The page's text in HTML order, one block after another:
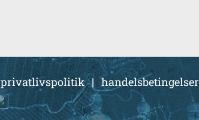
privatlivspolitik|handelsbetingelser